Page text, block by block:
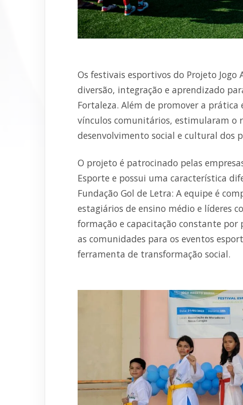
Os festivais esportivos do Projeto
diversão, integração e aprendizado
Fortaleza. Além de promover a prática
vínculos comunitários, estimularam
desenvolvimento social e cultural dos
O projeto é patrocinado pelas
Esporte e possui uma característica
Fundação Gol de Letra: A equipe é
estagiários de ensino médio e líderes
formação e capacitação constante
as comunidades para os eventos
ferramenta de transformação social.